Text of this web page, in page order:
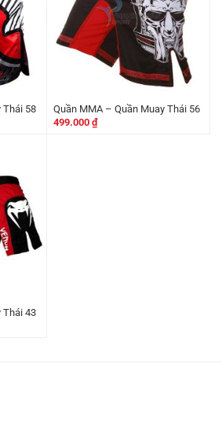
Thái 58
Quần MMA – Quần Muay Thái 56
499.000 ₫
Thái 43